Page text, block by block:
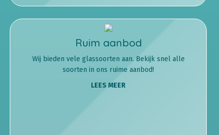
Ruim aanbod
Wij bieden vele glassoorten aan. Bekijk snel alle
soorten in ons ruime aanbod!
LEES MEER